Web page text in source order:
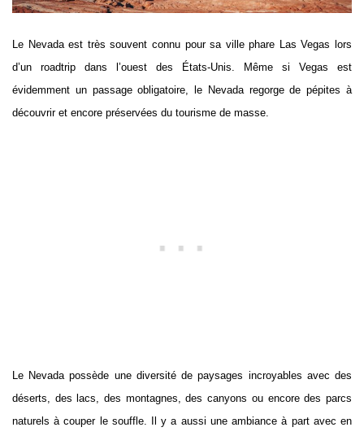
Le Nevada est très souvent connu pour sa ville phare Las Vegas lors
d’un roadtrip dans l’ouest des États-Unis. Même si Vegas est
évidemment un passage obligatoire, le Nevada regorge de pépites à
découvrir et encore préservées du tourisme de masse.
Le Nevada possède une diversité de paysages incroyables avec des
déserts, des lacs, des montagnes, des canyons ou encore des parcs
naturels à couper le souffle. Il y a aussi une ambiance à part avec en